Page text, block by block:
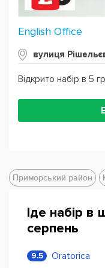
English Office
вулиця
Відкрито набір в 5
Приморський район
Іде набір в
серпень
9.5 Oratorica